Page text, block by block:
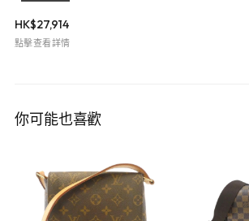
HK$27,914
點擊查看詳情
你可能也喜歡